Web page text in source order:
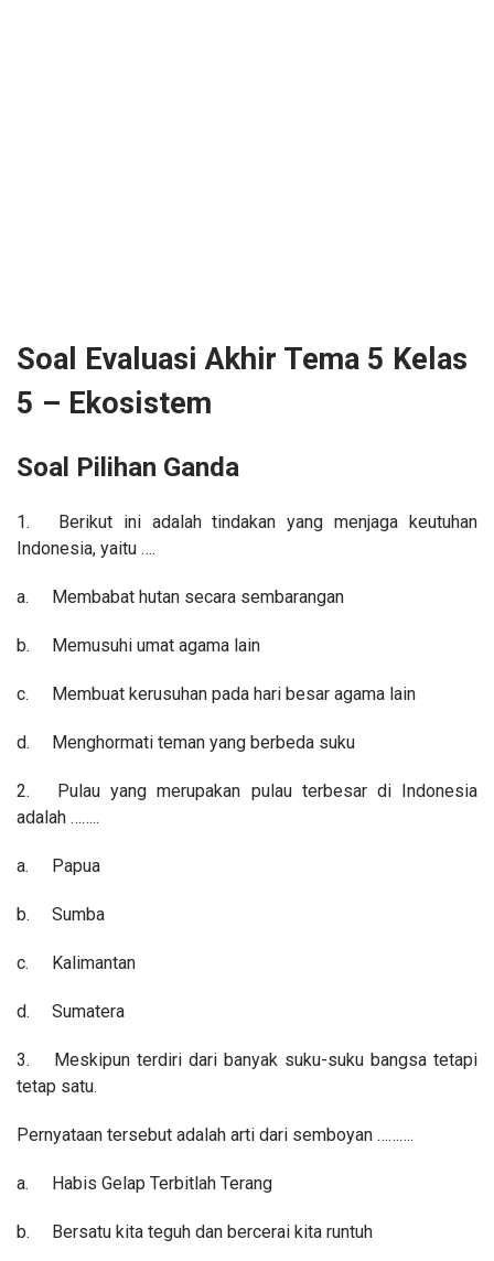
Soal Evaluasi Akhir Tema 5 Kelas
5 – Ekosistem
Soal Pilihan Ganda
1.
Berikut ini adalah tindakan yang menjaga keutuhan
Indonesia, yaitu ….
a. Membabat hutan secara sembarangan
b. Memusuhi umat agama lain
c. Membuat kerusuhan pada hari besar agama lain
d. Menghormati teman yang berbeda suku
2.
Pulau yang merupakan pulau terbesar di Indonesia
adalah ……..
a. Papua
b. Sumba
c. Kalimantan
d. Sumatera
3.
Meskipun terdiri dari banyak suku-suku bangsa tetapi
tetap satu.
Pernyataan tersebut adalah arti dari semboyan ……….
a. Habis Gelap Terbitlah Terang
b. Bersatu kita teguh dan bercerai kita runtuh